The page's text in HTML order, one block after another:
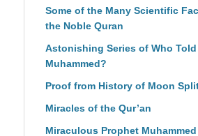
Some of the Many Scientific
the Noble Quran
Astonishing Series of Who
Muhammed?
Proof from History of Moon
Miracles of the Qur’an
Miraculous Prophet Muhammed